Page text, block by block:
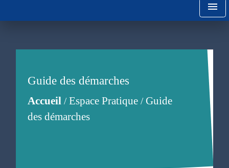
menu
Guide des démarches
Accueil/Espace Pratique/Guide
des démarches